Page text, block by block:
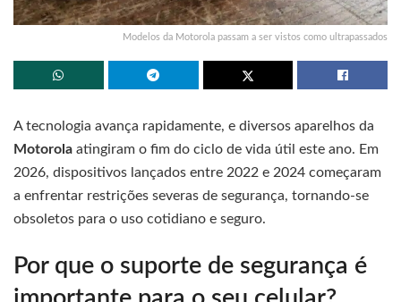
Modelos da Motorola passam a ser vistos como ultrapassados
A tecnologia avança rapidamente, e diversos aparelhos da
Motorola atingiram o fim do ciclo de vida útil este ano. Em
2026, dispositivos lançados entre 2022 e 2024 começaram
a enfrentar restrições severas de segurança, tornando-se
obsoletos para o uso cotidiano e seguro.
Por que o suporte de segurança é